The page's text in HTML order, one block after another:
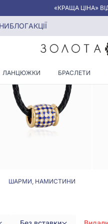
«КРАЩА ЦІНА»
БЛОГАКЦІЇ
ЛАНЦЮЖКИ БРАСЛЕТИ
срібні без каменів
ДЛЯ
ШАРМИ, НАМИСТИНИ